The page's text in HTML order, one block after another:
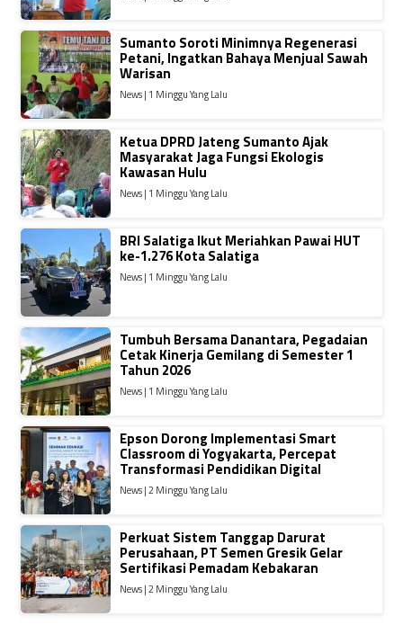
Sumanto Soroti Minimnya Regenerasi
Petani, Ingatkan Bahaya Menjual Sawah
Warisan
News | 1 Minggu Yang Lalu
Ketua DPRD Jateng Sumanto Ajak
Masyarakat Jaga Fungsi Ekologis
Kawasan Hulu
News | 1 Minggu Yang Lalu
BRI Salatiga Ikut Meriahkan Pawai HUT
ke-1.276 Kota Salatiga
News | 1 Minggu Yang Lalu
Tumbuh Bersama Danantara, Pegadaian
Cetak Kinerja Gemilang di Semester 1
Tahun 2026
News | 1 Minggu Yang Lalu
Epson Dorong Implementasi Smart
Classroom di Yogyakarta, Percepat
Transformasi Pendidikan Digital
News | 2 Minggu Yang Lalu
Perkuat Sistem Tanggap Darurat
Perusahaan, PT Semen Gresik Gelar
Sertifikasi Pemadam Kebakaran
News | 2 Minggu Yang Lalu